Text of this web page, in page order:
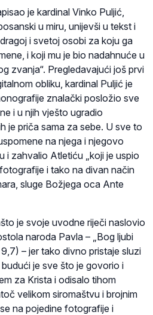
je kardinal Vinko Puljić,
u miru, unijevši u tekst i
i svetoj osobi za koju ga
i koji mu je bio nadahnuće u
zvanja“. Pregledavajući još prvi
obliku, kardinal Puljić je
znalački posložio sve
i u njih vješto ugradio
je priča sama za sebe. U sve to
na njega i njegovo
i zahvalio Atletiću „koji je uspio
i tako na divan način
sluge Božjega oca Ante
je svoje uvodne riječi naslovio
naroda Pavla – „Bog ljubi
– jer tako divno pristaje sluzi
je sve što je govorio i
za Krista i odisalo tihom
velikom siromaštvu i brojnim
na pojedine fotografije i